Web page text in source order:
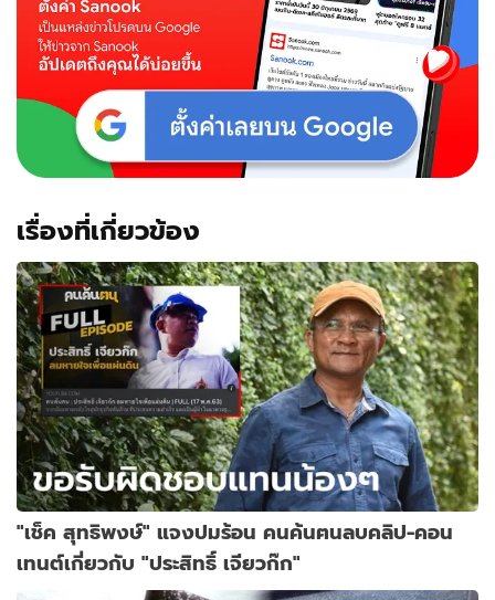
สมท.ทั้ง
องค์กร
เรื่องที่เกี่ยวข้อง
"เช็ค สุทธิพงษ์" แจงปมร้อน คนค้นฅนลบคลิป-คอน
เทนต์เกี่ยวกับ "ประสิทธิ์ เจียวก๊ก"